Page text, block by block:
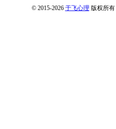
© 2015-2026 于飞心理 版权所有